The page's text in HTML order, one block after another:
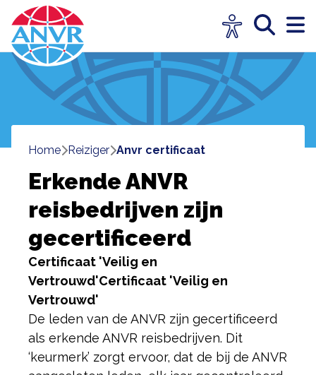
Home reiziger anvr certificaat
Erkende ANVR
reisbedrijven zijn
gecertificeerd
Certificaat 'Veilig en
Vertrouwd'Certificaat 'Veilig en
Vertrouwd'
De leden van de ANVR zijn gecertificeerd
als erkende ANVR reisbedrijven. Dit
‘keurmerk’ zorgt ervoor, dat de bij de ANVR